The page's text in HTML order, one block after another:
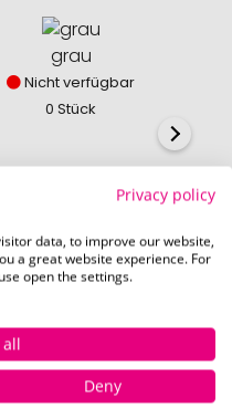
grau
Nicht verfügbar
0 Stück
Werbeartikel bei
Privacy policy
data, to improve our website,
a great website experience. For
open the settings.
all
Deny